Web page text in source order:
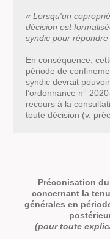
« Lorsqu'un
décision est
syndic pour
En conséquence,
période de
syndic devrait
l’ordonnance n°
recours à la
toute décision (v.
Préconisation du
concernant la
générales en
(pour toute